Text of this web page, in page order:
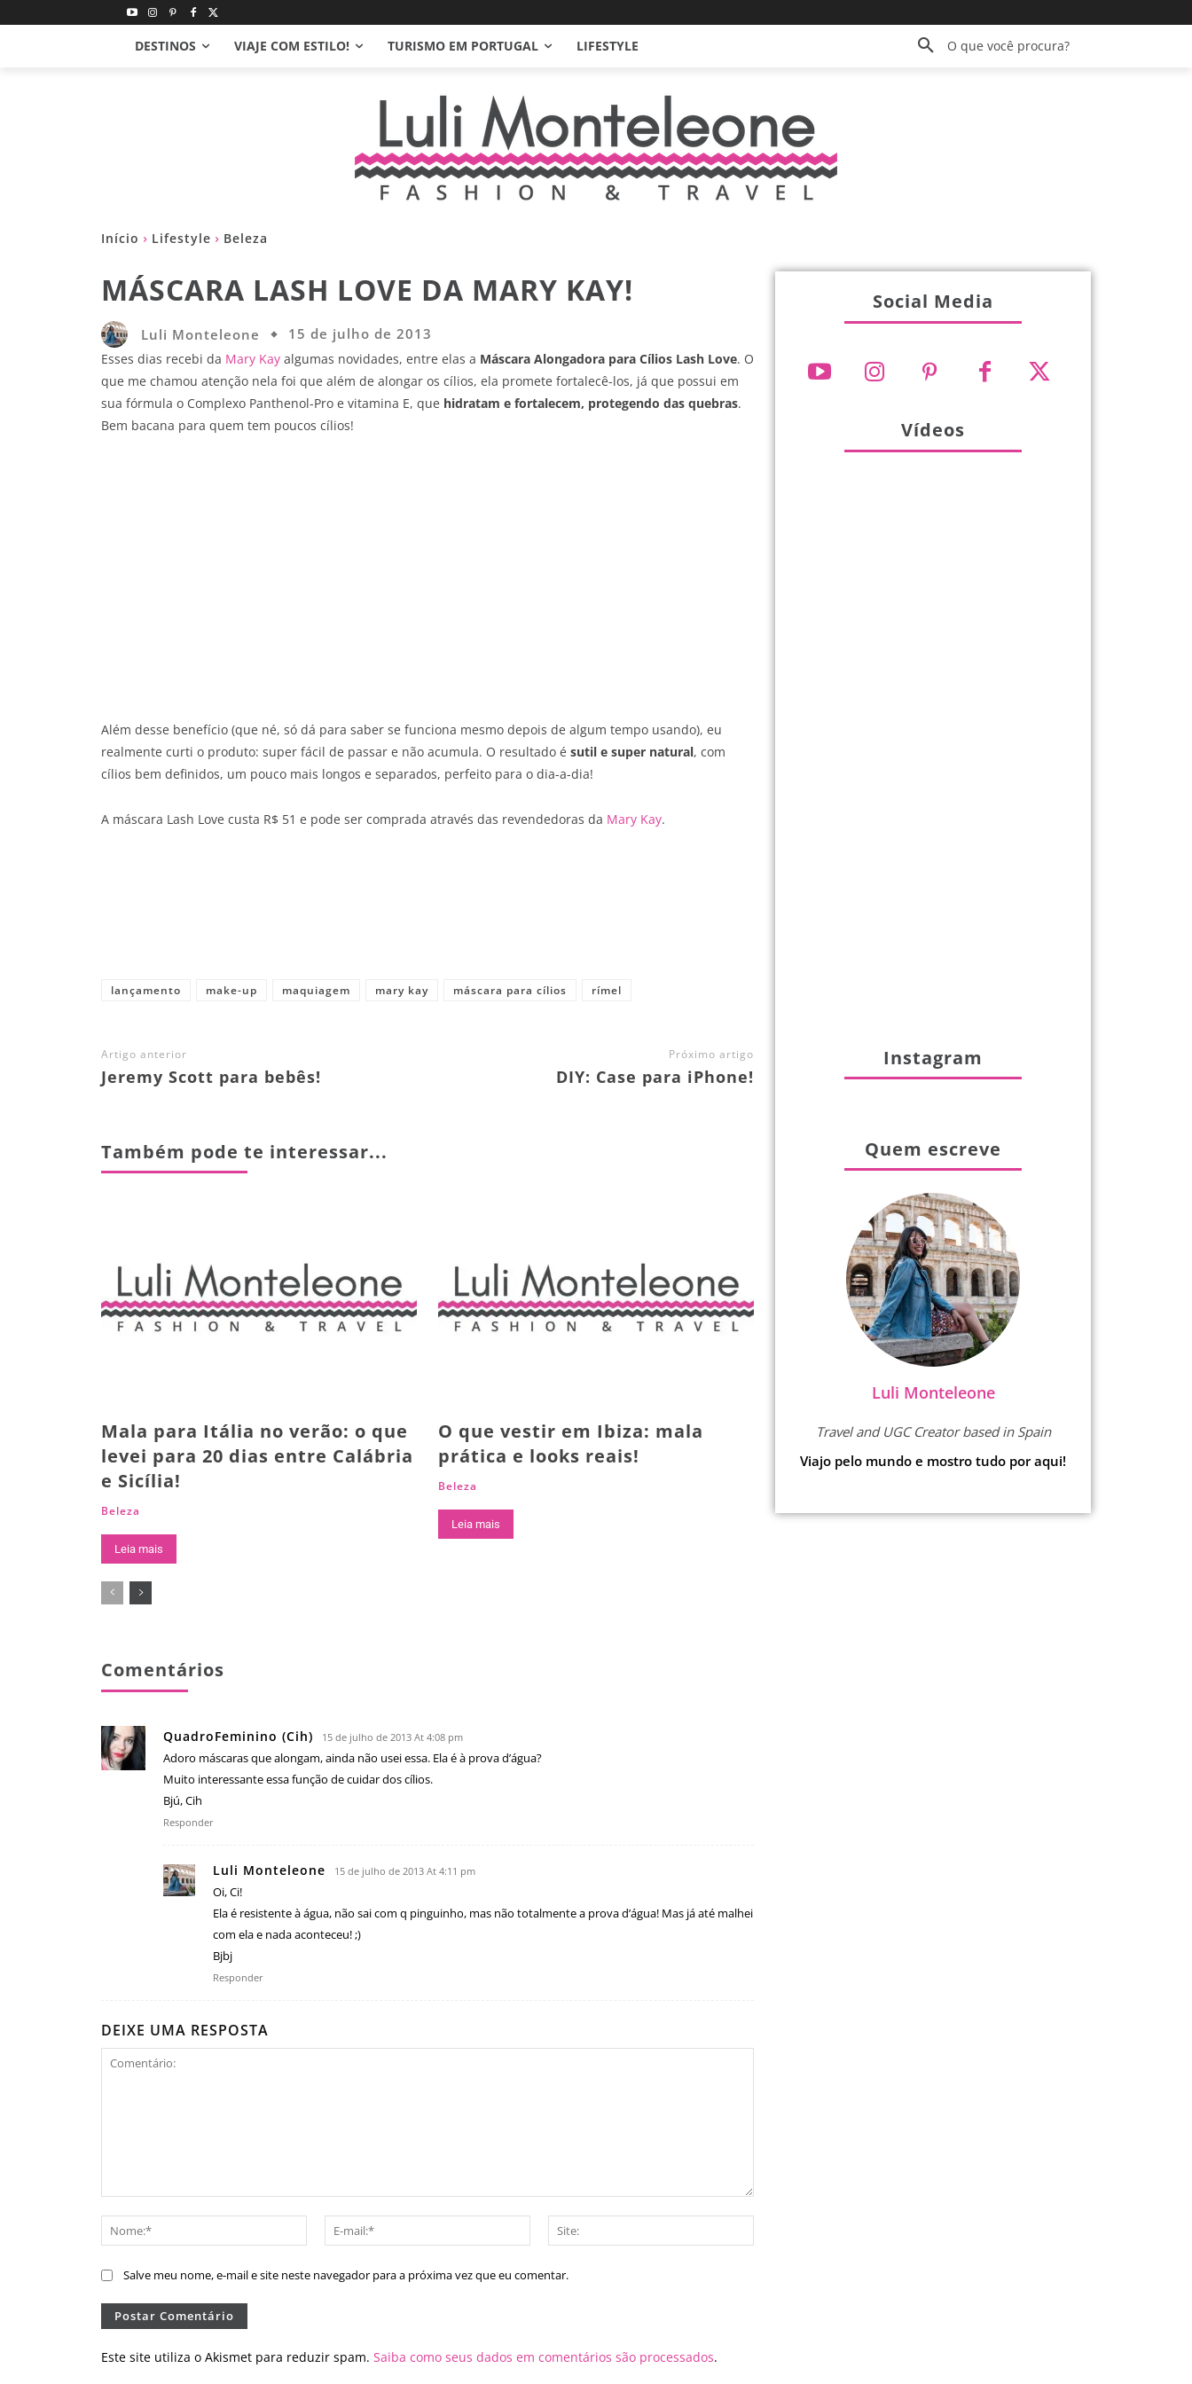
DESTINOS VIAJE COM ESTILO! TURISMO EM PORTUGAL LIFESTYLE O que você procura?
Início Lifestyle Beleza
MÁSCARA LASH LOVE DA MARY KAY!
Luli Monteleone 15 de julho de 2013
Esses dias recebi da Mary Kay algumas novidades, entre elas a Máscara Alongadora para Cílios Lash Love. O
que me chamou atenção nela foi que além de alongar os cílios, ela promete fortalecê-los, já que possui em
sua fórmula o Complexo Panthenol-Pro e vitamina E, que hidratam e fortalecem, protegendo das quebras.
Bem bacana para quem tem poucos cílios!
Além desse benefício (que né, só dá para saber se funciona mesmo depois de algum tempo usando), eu
realmente curti o produto: super fácil de passar e não acumula. O resultado é sutil e super natural, com
cílios bem definidos, um pouco mais longos e separados, perfeito para o dia-a-dia!
A máscara Lash Love custa R$ 51 e pode ser comprada através das revendedoras da Mary Kay.
lançamento make-up maquiagem mary kay máscara para cílios rímel
Artigo anterior
Jeremy Scott para bebês!
Próximo artigo
DIY: Case para iPhone!
Também pode te interessar...
Mala para Itália no verão: o que
levei para 20 dias entre Calábria
e Sicília!
Beleza
Leia mais
O que vestir em Ibiza: mala
prática e looks reais!
Beleza
Leia mais
Comentários
QuadroFeminino (Cih) 15 de julho de 2013 At 4:08 pm
Adoro máscaras que alongam, ainda não usei essa. Ela é à prova d’água?
Muito interessante essa função de cuidar dos cílios.
Bjú, Cih
Responder
Luli Monteleone 15 de julho de 2013 At 4:11 pm
Oi, Ci!
Ela é resistente à água, não sai com q pinguinho, mas não totalmente a prova d’água! Mas já até malhei
com ela e nada aconteceu! ;)
Bjbj
Responder
DEIXE UMA RESPOSTA
Nome:*
mail:*
Salve meu nome, e-mail e site neste navegador para a próxima vez que eu comentar.
Este site utiliza o Akismet para reduzir spam. Saiba como seus dados em comentários são processados.
Social Media
Vídeos
Instagram
Quem escreve
Luli Monteleone
Travel and UGC Creator based in Spain
Viajo pelo mundo e mostro tudo por aqui!